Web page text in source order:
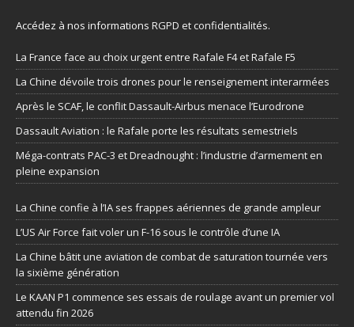
Accédez à nos informations RGPD et confidentialités.
La France face au choix urgent entre Rafale F4 et Rafale F5
La Chine dévoile trois drones pour le renseignement interarmées
Après le SCAF, le conflit Dassault-Airbus menace l’Eurodrone
Dassault Aviation : le Rafale porte les résultats semestriels
Méga-contrats PAC-3 et Dreadnought : l’industrie d’armement en
pleine expansion
La Chine confie à l’IA ses frappes aériennes de grande ampleur
L’US Air Force fait voler un F-16 sous le contrôle d’une IA
La Chine bâtit une aviation de combat de saturation tournée vers
la sixième génération
Le KAAN P1 commence ses essais de roulage avant un premier vol
attendu fin 2026